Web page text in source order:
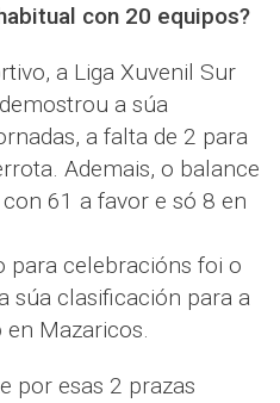
con 20 equipos?
a Liga Xuvenil Sur
demostrou a súa
a falta de 2 para
Ademais, o balance
61 a favor e só 8 en
para celebracións foi o
súa clasificación para a
Mazaricos.
por esas 2 prazas